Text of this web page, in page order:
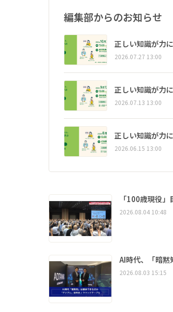
編集部からのお知らせ
正しい知識が力
2026.07.27 13:00
正しい知識が力
2026.07.13 13:00
正しい知識が力
2026.06.15 13:00
「100歳現役
2026.08.04 10:48
AI時代、「暗
2026.08.03 15:15